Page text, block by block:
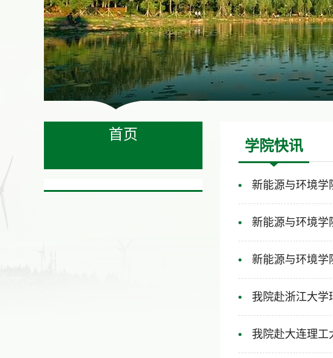
首页
学院快讯
新能源与环境学
新能源与环境学
新能源与环境学
我院赴浙江大学
我院赴大连理工